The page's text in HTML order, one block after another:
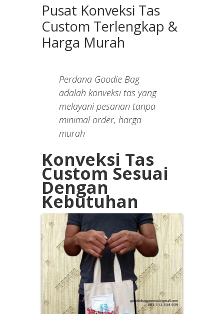
Pusat Konveksi Tas
Custom Terlengkap &
Harga Murah
Perdana Goodie Bag
adalah konveksi tas yang
melayani pesanan tanpa
minimal order, harga
murah
Konveksi Tas
Custom Sesuai
Dengan
Kebutuhan